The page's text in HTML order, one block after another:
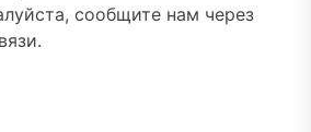
сообщите нам через